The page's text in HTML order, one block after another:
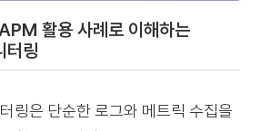
활용 사례로 이해하는
터링
링은 단순한 로그와 메트릭 수집을